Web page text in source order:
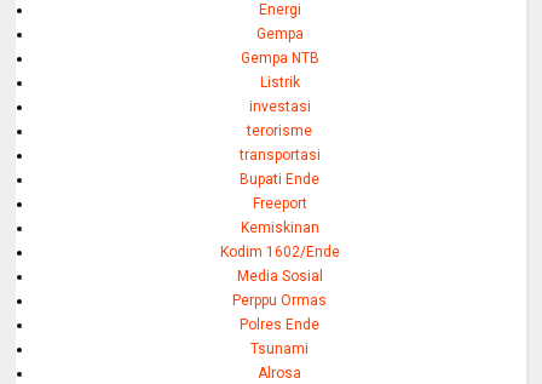
Energi
Gempa
Gempa NTB
Listrik
investasi
terorisme
transportasi
Bupati Ende
Freeport
Kemiskinan
Kodim 1602/Ende
Media Sosial
Perppu Ormas
Polres Ende
Tsunami
Alrosa